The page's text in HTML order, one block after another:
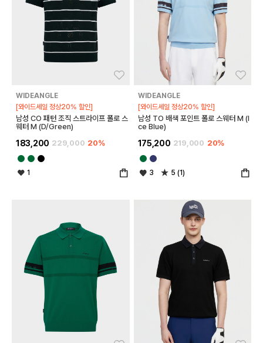
WIDEANGLE
[와이드세일 정상20% 할인]
남성 CO 패턴 조직 스트라이프 폴로 스
웨터 M (D/Green)
183,200 229,000 20%
1
WIDEANGLE
[와이드세일 정상20% 할인]
남성 TO 배색 포인트 폴로 스웨터 M (I
ce Blue)
175,200 219,000 20%
3 5 (1)